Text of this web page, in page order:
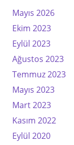
Mayıs 2026
Ekim 2023
Eylül 2023
Ağustos 2023
Temmuz 2023
Mayıs 2023
Mart 2023
Kasım 2022
Eylül 2020